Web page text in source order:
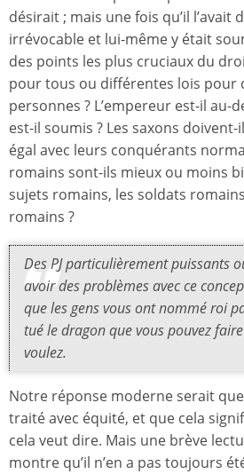
désirait ; mais une fois qu’il l’avait
irrévocable et lui-même y était
des points les plus cruciaux du
pour tous ou différentes lois pour
personnes ? L’empereur est-il au-
est-il soumis ? Les saxons doivent-
égal avec leurs conquérants
romains sont-ils mieux ou moins
sujets romains, les soldats
romains ?
Des PJ particulièrement puissants
avoir des problèmes avec ce
que les gens vous ont nommé roi
tué le dragon que vous pouvez
voulez.
Notre réponse moderne serait
traité avec équité, et que cela
cela veut dire. Mais une brève
montre qu’il n’en a pas toujours